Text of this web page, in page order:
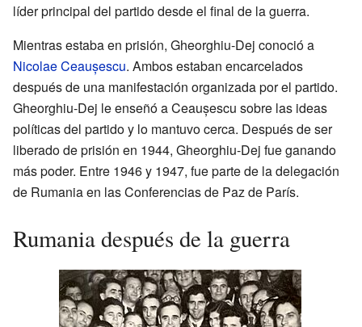
líder principal del partido desde el final de la guerra.
Mientras estaba en prisión, Gheorghiu-Dej conoció a
Nicolae Ceaușescu. Ambos estaban encarcelados
después de una manifestación organizada por el partido.
Gheorghiu-Dej le enseñó a Ceaușescu sobre las ideas
políticas del partido y lo mantuvo cerca. Después de ser
liberado de prisión en 1944, Gheorghiu-Dej fue ganando
más poder. Entre 1946 y 1947, fue parte de la delegación
de Rumania en las Conferencias de Paz de París.
Rumania después de la guerra